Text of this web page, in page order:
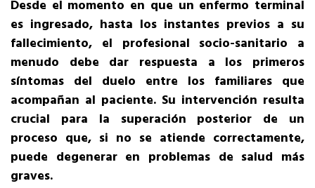
Desde el momento en que un enfermo terminal
es ingresado, hasta los instantes previos a su
fallecimiento, el profesional socio-sanitario a
menudo debe dar respuesta a los primeros
síntomas del duelo entre los familiares que
acompañan al paciente. Su intervención resulta
crucial para la superación posterior de un
proceso que, si no se atiende correctamente,
puede degenerar en problemas de salud más
graves.